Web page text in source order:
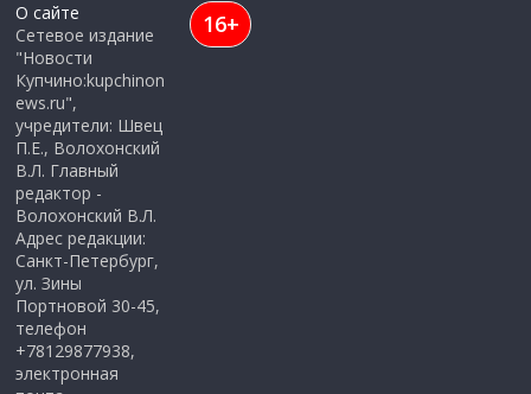
О сайте
Сетевое издание
"Новости
Купчино:kupchinon
ews.ru",
учредители: Швец
П.Е., Волохонский
В.Л. Главный
редактор -
Волохонский В.Л.
Адрес редакции:
Санкт-Петербург,
ул. Зины
Портновой 30-45,
телефон
+78129877938,
электронная
16+